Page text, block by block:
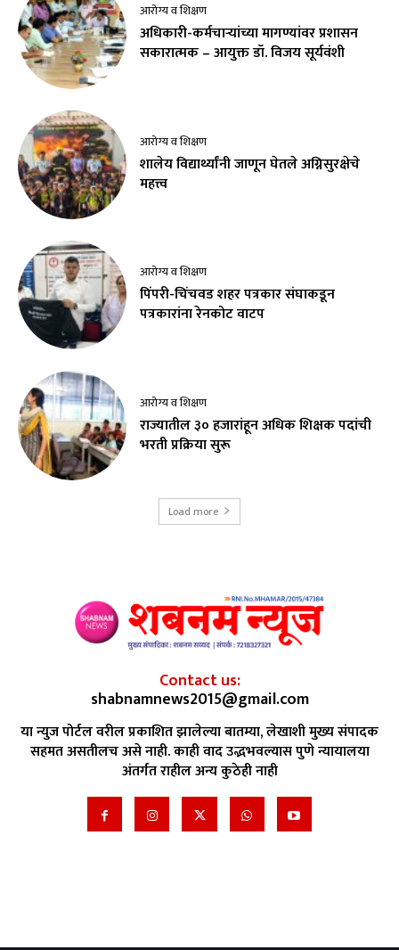
आरोग्य व शिक्षण
अधिकारी-कर्मचाऱ्यांच्या मागण्यांवर प्रशासन
सकारात्मक – आयुक्त डॉ. विजय सूर्यवंशी
आरोग्य व शिक्षण
शालेय विद्यार्थ्यांनी जाणून घेतले अग्निसुरक्षेचे
महत्त्व
आरोग्य व शिक्षण
पिंपरी-चिंचवड शहर पत्रकार संघाकडून
पत्रकारांना रेनकोट वाटप
आरोग्य व शिक्षण
राज्यातील ३० हजारांहून अधिक शिक्षक पदांची
भरती प्रक्रिया सुरू
Load more
Contact us:
shabnamnews2015@gmail.com
या न्युज पोर्टल वरील प्रकाशित झालेल्या बातम्या, लेखाशी मुख्य संपादक
सहमत असतीलच असे नाही. काही वाद उद्भभवल्यास पुणे न्यायालया
अंतर्गत राहील अन्य कुठेही नाही